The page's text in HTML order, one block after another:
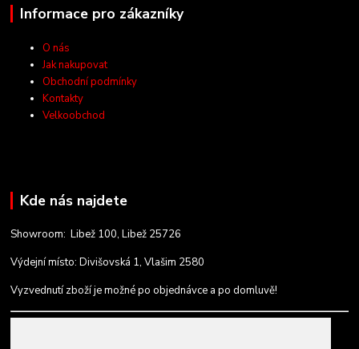
Informace pro zákazníky
O nás
Jak nakupovat
Obchodní podmínky
Kontakty
Velkoobchod
Kde nás najdete
Showroom: Libež 100, Libež 25726
Výdejní místo: Divišovská 1, Vlašim 2580
Vyzvednutí zboží je možné po objednávce a po domluvě!